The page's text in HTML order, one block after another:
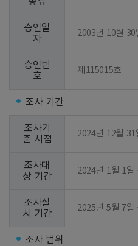
승인일
자
2003년 10월 30
승인번
호
제115015호
조사 기간
조사기
준 시점
2024년 12월 31
조사대
상 기간
2024년 1월 1일
조사실
시 기간
2025년 5월 7일
조사 범위